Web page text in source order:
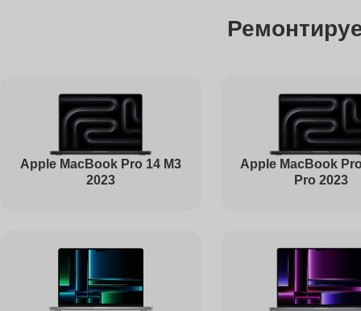
Ремонт Bluetooth
Ремонт южного моста
Настройка Wi-Fi
Apple MacBook Pro 14 M3
2023
Apple MacBook
Pro 2023